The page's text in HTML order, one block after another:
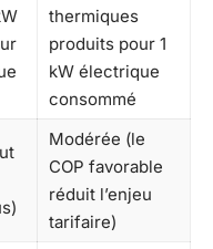
thermiques
produits pour 1
kW électrique
consommé
Modérée (le
COP favorable
réduit l’enjeu
tarifaire)